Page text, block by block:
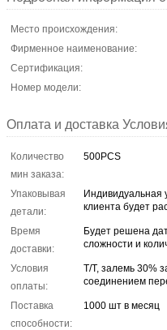
Место происхождения:
Фирменное наименование:
Сертификация:
Номер модели:
Оплата и доставка
Количество
мин заказа:
500PCS
Упаковывая
детали:
Индивидуальная
клиента будет
Время
доставки:
Будет решена
сложности и
Условия
оплаты:
T/T, залемь 30%
соединением
Поставка
способности:
1000 шт в месяц